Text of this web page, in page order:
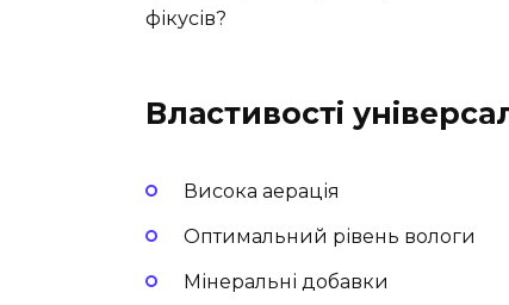
фікусів?
Властивості
Висока аерація
Оптимальний рівень вологи
Мінеральні добавки